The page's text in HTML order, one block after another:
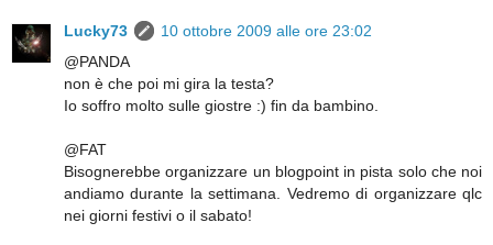
Lucky73
10 ottobre 2009 alle ore 23:02
@PANDA
non è che poi mi gira la testa?
Io soffro molto sulle giostre :) fin da bambino.
@FAT
Bisognerebbe organizzare un blogpoint in pista solo che noi
andiamo durante la settimana. Vedremo di organizzare qlc
nei giorni festivi o il sabato!